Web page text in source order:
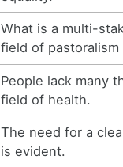
What is a multi-
field of pastoralism
People lack many
field of health.
The need for a
is evident.